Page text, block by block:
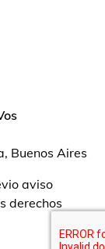
Buenos Aires
aviso
derechos